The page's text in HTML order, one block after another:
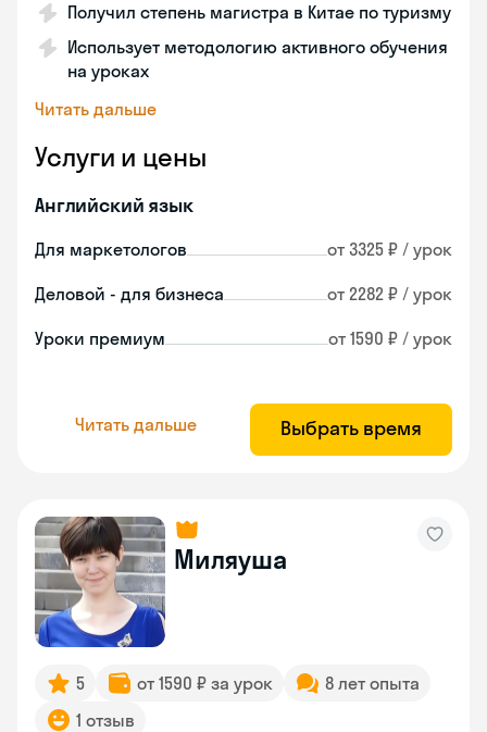
Получил степень магистра в Китае по туризму
Использует методологию активного обучения
на уроках
Читать дальше
Услуги и цены
Английский язык
Для маркетологов от 3325 ₽ / урок
Деловой - для бизнеса от 2282 ₽ / урок
Уроки премиум от 1590 ₽ / урок
Читать дальше Выбрать время
Миляуша
5 от 1590 ₽ за урок
8 лет опыта
1 отзыв